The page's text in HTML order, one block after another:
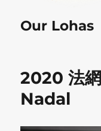
Our Lohas
2020 法
Nadal